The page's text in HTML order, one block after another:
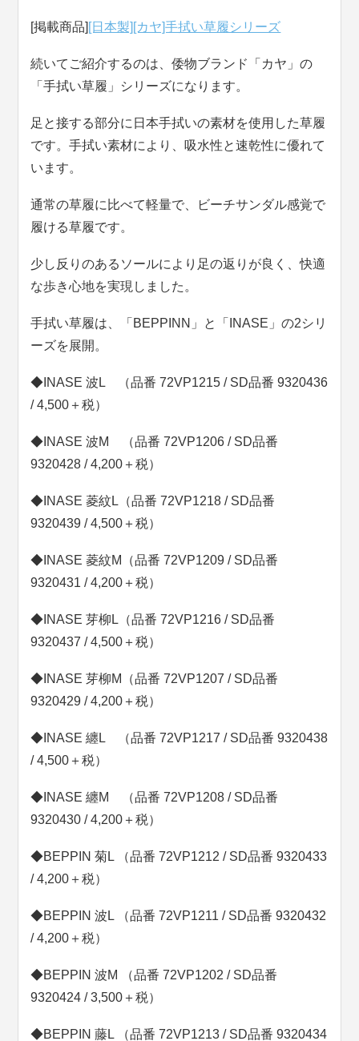
[掲載商品] [日本製][カヤ]手拭い草履シリーズ
続いてご紹介するのは、倭物ブランド「カヤ」の
「手拭い草履」シリーズになります。
足と接する部分に日本手拭いの素材を使用した草履
です。手拭い素材により、吸水性と速乾性に優れて
います。
通常の草履に比べて軽量で、ビーチサンダル感覚で
履ける草履です。
少し反りのあるソールにより足の返りが良く、快適
な歩き心地を実現しました。
手拭い草履は、「BEPPINN」と「INASE」の2シリ
ーズを展開。
◆INASE 波L （品番 72VP1215 / SD品番 9320436
/ 4,500＋税）
◆INASE 波M （品番 72VP1206 / SD品番
9320428 / 4,200＋税）
◆INASE 菱紋L（品番 72VP1218 / SD品番
9320439 / 4,500＋税）
◆INASE 菱紋M（品番 72VP1209 / SD品番
9320431 / 4,200＋税）
◆INASE 芽柳L（品番 72VP1216 / SD品番
9320437 / 4,500＋税）
◆INASE 芽柳M（品番 72VP1207 / SD品番
9320429 / 4,200＋税）
◆INASE 纏L （品番 72VP1217 / SD品番 9320438
/ 4,500＋税）
◆INASE 纏M （品番 72VP1208 / SD品番
9320430 / 4,200＋税）
◆BEPPIN 菊L （品番 72VP1212 / SD品番 9320433
/ 4,200＋税）
◆BEPPIN 波L （品番 72VP1211 / SD品番 9320432
/ 4,200＋税）
◆BEPPIN 波M （品番 72VP1202 / SD品番
9320424 / 3,500＋税）
◆BEPPIN 藤L （品番 72VP1213 / SD品番 9320434